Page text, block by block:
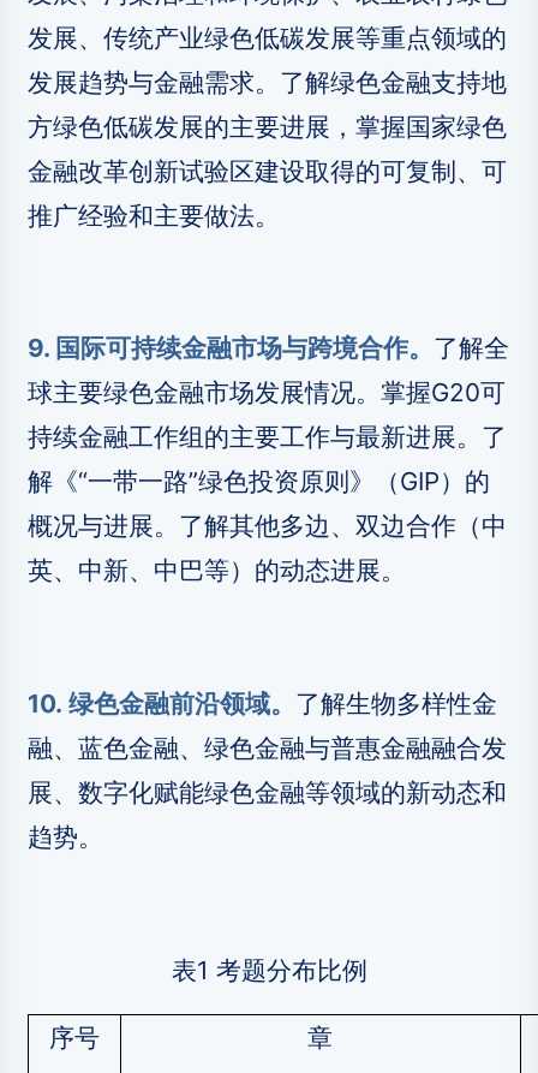
发展、传统产业绿色低碳发展等重点领域的
发展趋势与金融需求。了解绿色金融支持地
方绿色低碳发展的主要进展，掌握国家绿色
金融改革创新试验区建设取得的可复制、可
推广经验和主要做法。
9. 国际可持续金融市场与跨境合作。 了解全
球主要绿色金融市场发展情况。掌握G20可
持续金融工作组的主要工作与最新进展。了
解《“一带一路”绿色投资原则》（GIP）的
概况与进展。了解其他多边、双边合作（中
英、中新、中巴等）的动态进展。
10. 绿色金融前沿领域。 了解生物多样性金
融、蓝色金融、绿色金融与普惠金融融合发
展、数字化赋能绿色金融等领域的新动态和
趋势。
表1 考题分布比例
序号 章